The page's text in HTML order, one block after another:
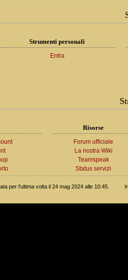
Strumenti personali
Entra
Risorse
Forum ufficiale
La nostra Wiki
Teamspeak
Status servizi
per l'ultima volta il 24 mag 2024 alle 10:45.